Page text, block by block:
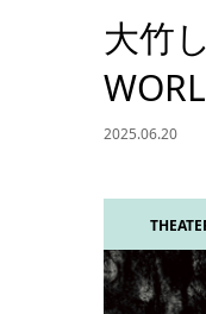
大竹
2025.06.20